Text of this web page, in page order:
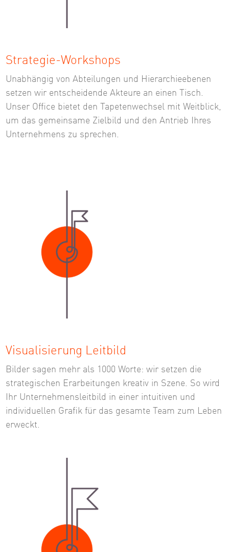
Strategie-Workshops
Unabhängig von Abteilungen und Hierarchieebenen
setzen wir entscheidende Akteure an einen Tisch.
Unser Office bietet den Tapetenwechsel mit Weitblick,
um das gemeinsame Zielbild und den Antrieb Ihres
Unternehmens zu sprechen.
Visualisierung Leitbild
Bilder sagen mehr als 1000 Worte: wir setzen die
strategischen Erarbeitungen kreativ in Szene. So wird
Ihr Unternehmensleitbild in einer intuitiven und
individuellen Grafik für das gesamte Team zum Leben
erweckt.